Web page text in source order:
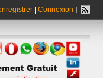
| Connexion ]